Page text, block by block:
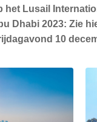
Lusail
Dhabi 2023: Zie
10